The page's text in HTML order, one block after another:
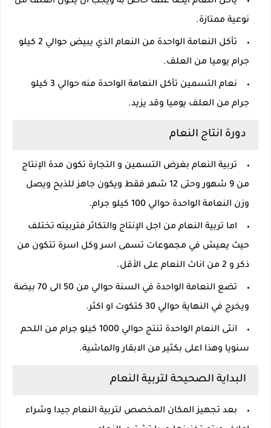
نوعية ممتازة.
تأكل النعامة الواحدة من النعام الذي يبيض حوالي 2 كيلو
جرام يوميا من العلف.
نعام التسمين تأكل النعامة الواحدة منه حوالي 3 كيلو
جرام من العلف يوميا وقد يزيد.
دورة انتاج النعام
تربية النعام بغرض التسمين و التجارة تكون مدة الإنتاج
من 9 شهور وحتى 12 شهر فقط ويكون جاهز للذبح ويصل
وزن النعامة الواحدة حوالي 100 كيلو جرام.
اما تربية النعام من اجل الإنتاج والتكاثر فتربيته تختلف
حيث يعيش في مجموعات تسمى اسر وكل اسرة تتكون من
ذكر و 2 من اناث النعام على الأقل.
تضع النعامة الواحدة في السنة حوالي من 50 الى 70 بيضة
ويخرج في النهاية حوالي 30 كتكوت او اكثر.
انثى النعام الواحدة تنتج حوالي 1000 كيلو جرام من اللحم
سنويا وهذا اعلى بكثير من الابقار والماشية.
البداية الصحيحة لتربية النعام
بعد تجهيز المكان المخصص لتربية النعام جيدا وشراء